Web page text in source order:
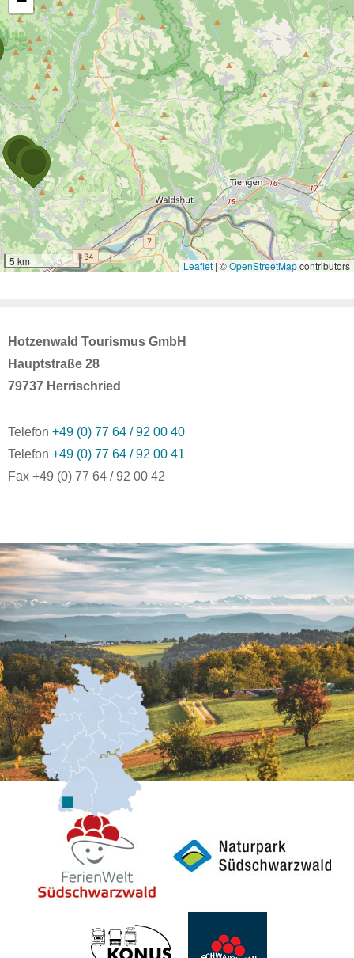
Hotzenwald Tourismus GmbH
Hauptstraße 28
79737 Herrischried
Telefon +49 (0) 77 64 / 92 00 40
Telefon +49 (0) 77 64 / 92 00 41
Fax +49 (0) 77 64 / 92 00 42